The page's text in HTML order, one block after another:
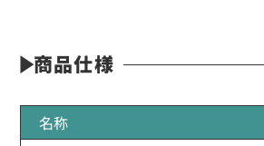
商品仕様
名称